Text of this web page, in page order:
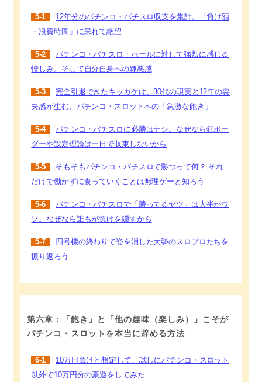
5-1
12年分のパチンコ・パチスロ収支を集計。「負け額
＋浪費時間」に呆れて絶望
5-2
パチンコ・パチスロ・ホールに対して強烈に感じる
憎しみ。そして自分自身への嫌悪感
5-3
完全引退できたキッカケは、30代の現実と12年の喪
失感が生む、パチンコ・スロットへの「急激な飽き」
5-4
パチンコ・パチスロに必勝はナシ。なぜなら釘ボー
ダーや設定理論は一日で収束しないから
5-5
そもそもパチンコ・パチスロで勝つって何？ それ
だけで働かずに食っていくことは無理ゲーと知ろう
5-6
パチンコ・パチスロで「勝ってるヤツ」は大半がウ
ソ。なぜなら誰もが負けを隠すから
5-7
四号機の終わりで姿を消した大勢のスロプロたちを
振り返ろう
第六章：「飽き」と「他の趣味（楽しみ）」こそが
パチンコ・スロットを本当に辞める方法
6-1
10万円負けと想定して、試しにパチンコ・スロット
以外で10万円分の豪遊をしてみた